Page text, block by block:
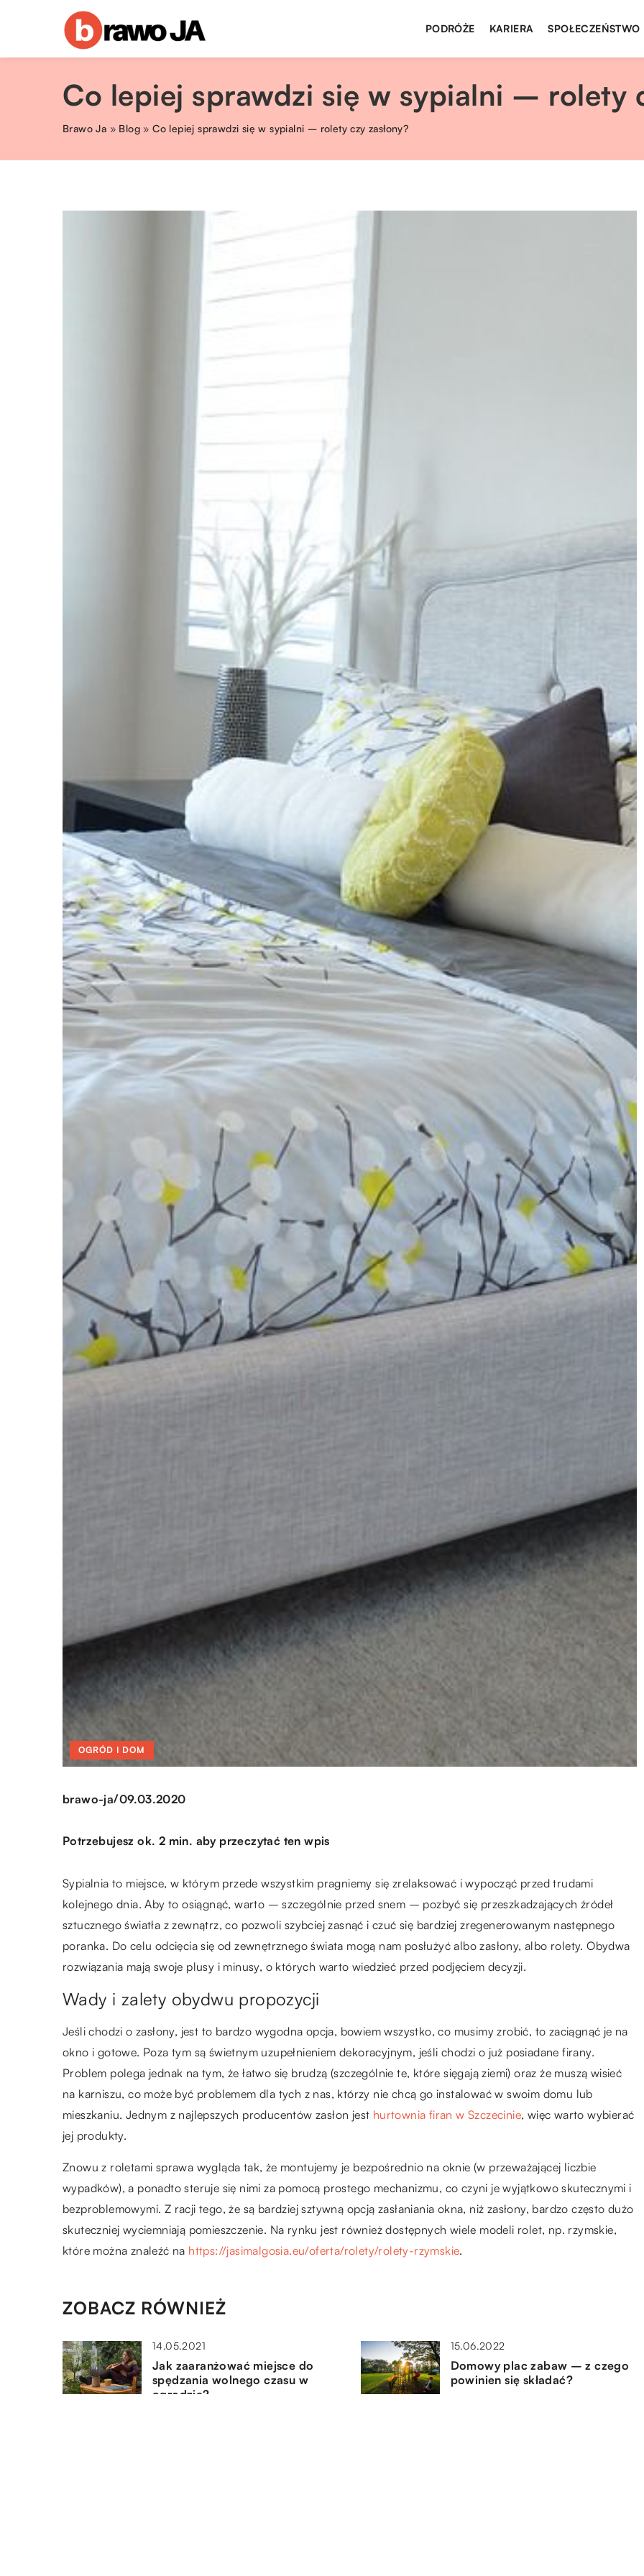
PODRÓŻE KARIERA SPOŁECZEŃSTWO
Co lepiej sprawdzi się w sypialni – rolety
Brawo Ja » Blog »Co lepiej sprawdzi się w sypialni – rolety czy zasłony?
OGRÓD I DOM
brawo-ja/09.03.2020
Potrzebujesz ok. 2 min. aby przeczytać ten wpis
Sypialnia to miejsce, w którym przede wszystkim pragniemy się zrelaksować i wypocząć przed trudami
kolejnego dnia. Aby to osiągnąć, warto – szczególnie przed snem – pozbyć się przeszkadzających źródeł
sztucznego światła z zewnątrz, co pozwoli szybciej zasnąć i czuć się bardziej zregenerowanym następnego
poranka. Do celu odcięcia się od zewnętrznego świata mogą nam posłużyć albo zasłony, albo rolety. Obydwa
rozwiązania mają swoje plusy i minusy, o których warto wiedzieć przed podjęciem decyzji.
Wady i zalety obydwu propozycji
Jeśli chodzi o zasłony, jest to bardzo wygodna opcja, bowiem wszystko, co musimy zrobić, to zaciągnąć je na
okno i gotowe. Poza tym są świetnym uzupełnieniem dekoracyjnym, jeśli chodzi o już posiadane firany.
Problem polega jednak na tym, że łatwo się brudzą (szczególnie te, które sięgają ziemi) oraz że muszą wisieć
na karniszu, co może być problemem dla tych z nas, którzy nie chcą go instalować w swoim domu lub
mieszkaniu. Jednym z najlepszych producentów zasłon jest hurtownia firan w Szczecinie, więc warto wybierać
jej produkty.
Znowu z roletami sprawa wygląda tak, że montujemy je bezpośrednio na oknie (w przeważającej liczbie
wypadków), a ponadto steruje się nimi za pomocą prostego mechanizmu, co czyni je wyjątkowo skutecznymi i
bezproblemowymi. Z racji tego, że są bardziej sztywną opcją zasłaniania okna, niż zasłony, bardzo często dużo
skuteczniej wyciemniają pomieszczenie. Na rynku jest również dostępnych wiele modeli rolet, np. rzymskie,
które można znaleźć na https://jasimalgosia.eu/oferta/rolety/rolety-rzymskie.
ZOBACZ RÓWNIEŻ
14.05.2021
Jak zaaranżować miejsce do
spędzania wolnego czasu w
ogrodzie?
15.06.2022
Domowy plac zabaw – z czego
powinien się składać?